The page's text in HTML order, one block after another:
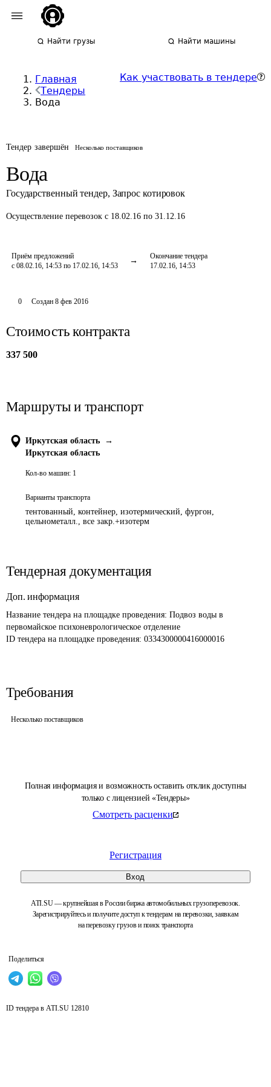
Найти грузы Найти машины
Главная
Тендеры
Вода
Как участвовать в тендере
Тендер завершён Несколько поставщиков
Вода
Государственный тендер, Запрос котировок
Осуществление перевозок с 18.02.16 по 31.12.16
Приём предложений
с 08.02.16, 14:53 по 17.02.16, 14:53
Окончание тендера
17.02.16, 14:53
Полная информация и возможность оставить отклик доступны
только с лицензией «Тендеры»
Смотреть расценки
Регистрация
Вход
ATI.SU — крупнейшая в России биржа автомобильных грузоперевозок.
Зарегистрируйтесь и получите доступ к тендерам на перевозки, заявкам
на перевозку грузов и поиск транспорта
Поделиться
0 Создан 8 фев 2016
Стоимость контракта
337 500
Маршруты и транспорт
Иркутская область
→
Иркутская область
Кол-во машин: 1
Варианты транспорта
тентованный, контейнер, изотермический, фургон,
цельнометалл., все закр.+изотерм
Тендерная документация
Доп. информация
Название тендера на площадке проведения: Подвоз воды в
первомайское психоневрологическое отделение
ID тендера на площадке проведения: 0334300000416000016
Требования
Несколько поставщиков
ID тендера в ATI.SU 12810